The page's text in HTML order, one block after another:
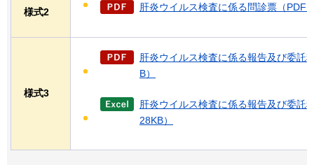
様式2 肝炎ウイルス検査に係る問診票（PDF
様式3
肝炎ウイルス検査に係る報告及び委託
B）
肝炎ウイルス検査に係る報告及び委託
28KB）